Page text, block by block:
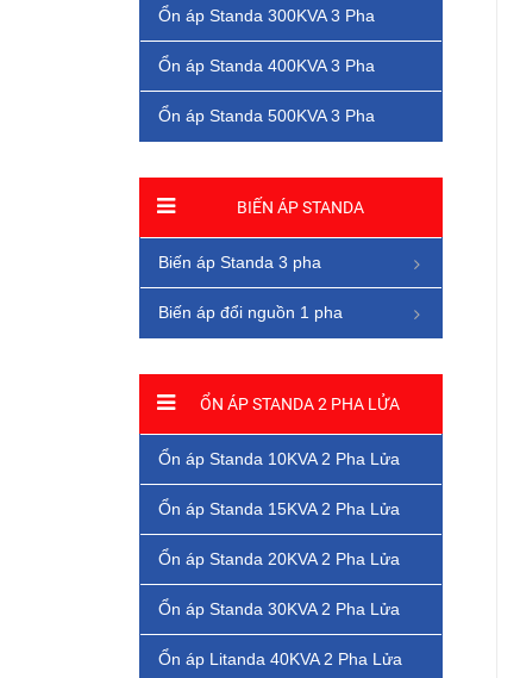
Ổn áp Standa 300KVA 3 Pha
Ổn áp Standa 400KVA 3 Pha
Ổn áp Standa 500KVA 3 Pha
BIẾN ÁP STANDA
Biến áp Standa 3 pha
Biến áp đổi nguồn 1 pha
ỔN ÁP STANDA 2 PHA LỬA
Ổn áp Standa 10KVA 2 Pha Lửa
Ổn áp Standa 15KVA 2 Pha Lửa
Ổn áp Standa 20KVA 2 Pha Lửa
Ổn áp Standa 30KVA 2 Pha Lửa
Ổn áp Litanda 40KVA 2 Pha Lửa